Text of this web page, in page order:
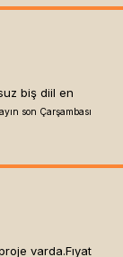
biş diil en
son Çarşambası
varda.Fıyat